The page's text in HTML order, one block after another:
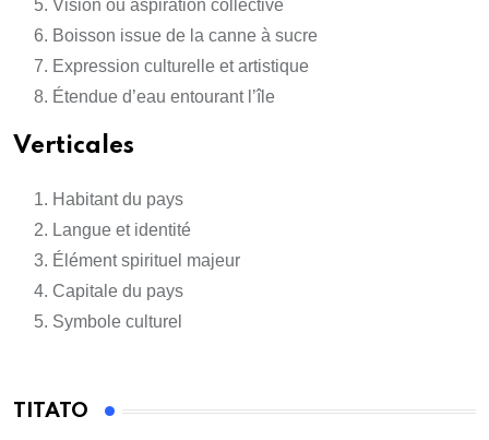
Vision ou aspiration collective
Boisson issue de la canne à sucre
Expression culturelle et artistique
Étendue d’eau entourant l’île
Verticales
Habitant du pays
Langue et identité
Élément spirituel majeur
Capitale du pays
Symbole culturel
TITATO